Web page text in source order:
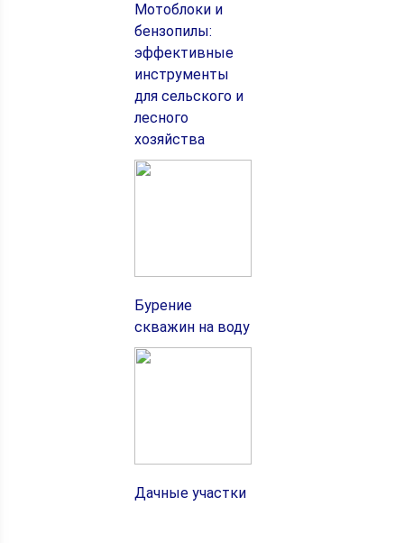
Мотоблоки и
бензопилы:
эффективные
инструменты
для сельского и
лесного
хозяйства
Бурение
скважин на воду
Дачные участки